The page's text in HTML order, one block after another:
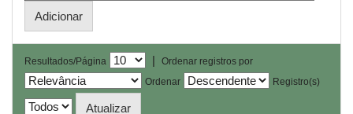
Resultados/Página |
Ordenar registros por
Ordenar
Registro(s)